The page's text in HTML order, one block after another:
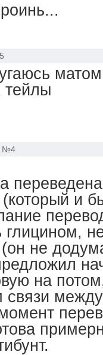
тейлы
№4
и
глицином,
не
на
связи